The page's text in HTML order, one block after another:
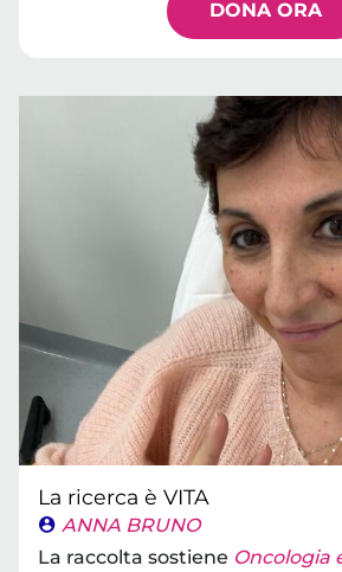
DONA ORA
La ricerca è VITA
ANNA BRUNO
La raccolta sostiene Oncologia